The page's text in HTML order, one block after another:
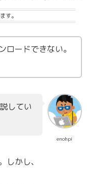
す。
ロードできない。
enohpi
してい
かし、